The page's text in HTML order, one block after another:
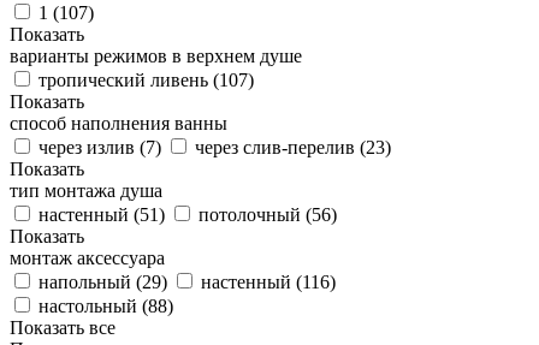
1 (107)
Показать
варианты режимов в верхнем душе
тропический ливень (107)
Показать
способ наполнения ванны
через излив (7) через слив-перелив (23)
Показать
тип монтажа душа
настенный (51) потолочный (56)
Показать
монтаж аксессуара
напольный (29) настенный (116)
настольный (88)
Показать все